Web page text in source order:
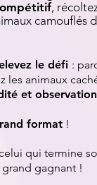
,
camouflés
le défi :
les animaux
et
format !
qui termine
gagnant !